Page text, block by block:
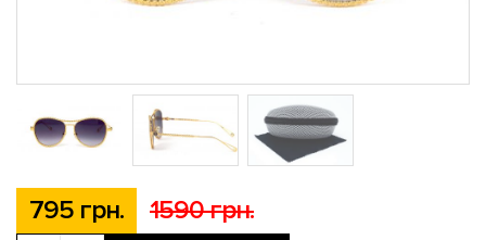
795 грн. 1590 грн.